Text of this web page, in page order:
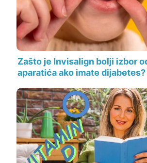
Zašto je Invisalign bolji izbor
aparatića ako imate dijabetes?